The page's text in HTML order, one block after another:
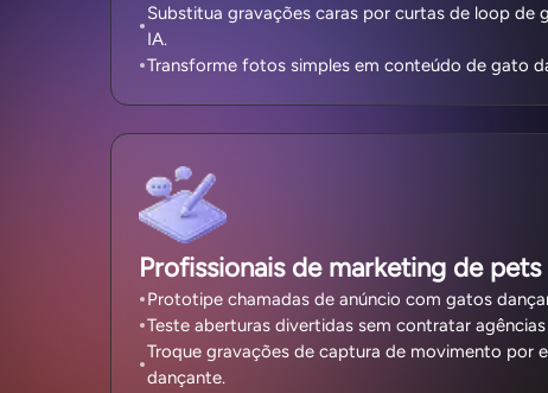
Substitua gravações caras por curtas de loop de
IA.
Transforme fotos simples em conteúdo de gato
Profissionais de marketing de pets
Prototipe chamadas de anúncio com gatos
Teste aberturas divertidas sem contratar
Troque gravações de captura de movimento por
dançante.